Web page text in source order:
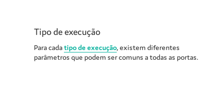
Tipo de execução
Para cadatipo de execução, existem diferentes
parâmetros que podem ser comuns a todas as portas.